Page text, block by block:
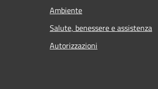
Ambiente
Salute, benessere e assistenza
Autorizzazioni